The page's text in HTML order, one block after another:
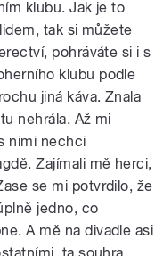
klubu. Jak je to
tak si můžete
pohráváte si i s
klubu podle
jiná káva. Znala
nehrála. Až mi
nimi nechci
Zajímali mě herci,
se mi potvrdilo, že
jedno, co
A mě na divadle asi